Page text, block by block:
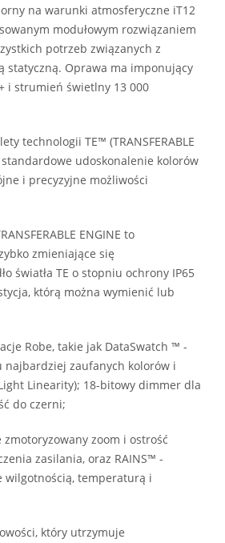
na warunki atmosferyczne iT12
modułowym rozwiązaniem
potrzeb związanych z
statyczną. Oprawa ma imponujący
i strumień świetlny 13 000
technologii TE™ (TRANSFERABLE
standardowe udoskonalenie kolorów
i precyzyjne możliwości
ENGINE to
zmieniające się
światła TE o stopniu ochrony IP65
którą można wymienić lub
Robe, takie jak DataSwatch ™ -
najbardziej zaufanych kolorów i
Linearity); 18-bitowy dimmer dla
do czerni;
zmotoryzowany zoom i ostrość
zasilania, oraz RAINS™ -
wilgotnością, temperaturą i
który utrzymuje